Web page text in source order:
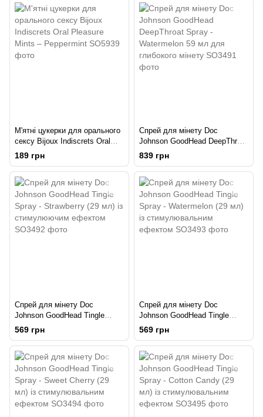
М'ятні цукерки для орального
сексу Bijoux Indiscrets Oral
Pleasure Mints – Peppermint
189 грн
Спрей для мінету Doc
Johnson GoodHead DeepThroat
Spray - Watermelon 59 мл для
глибокого мінету
839 грн
Спрей для мінету Doc
Johnson GoodHead Tingle
Spray - Strawberry (29 мл) із
стимулюючим ефектом
569 грн
Спрей для мінету Doc
Johnson GoodHead Tingle
Spray - Watermelon (29 мл) із
стимулювальним ефектом
569 грн